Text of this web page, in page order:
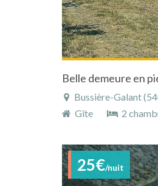
Belle demeure en
Bussière-Galant
Gîte
2
25€/nuit